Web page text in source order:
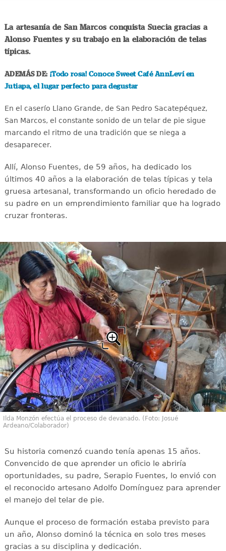
La artesanía de San Marcos conquista Suecia gracias a
Alonso Fuentes y su trabajo en la elaboración de telas
típicas.
ADEMÁS DE: ¡Todo rosa! Conoce Sweet Café AnnLeví en
Jutiapa, el lugar perfecto para degustar
En el caserío Llano Grande, de San Pedro Sacatepéquez,
San Marcos, el constante sonido de un telar de pie sigue
marcando el ritmo de una tradición que se niega a
desaparecer.
Allí, Alonso Fuentes, de 59 años, ha dedicado los
últimos 40 años a la elaboración de telas típicas y tela
gruesa artesanal, transformando un oficio heredado de
su padre en un emprendimiento familiar que ha logrado
cruzar fronteras.
Ilda Monzón efectúa el proceso de devanado. (Foto: Josué
Ardeano/Colaborador)
Su historia comenzó cuando tenía apenas 15 años.
Convencido de que aprender un oficio le abriría
oportunidades, su padre, Serapio Fuentes, lo envió con
el reconocido artesano Adolfo Domínguez para aprender
el manejo del telar de pie.
Aunque el proceso de formación estaba previsto para
un año, Alonso dominó la técnica en solo tres meses
gracias a su disciplina y dedicación.